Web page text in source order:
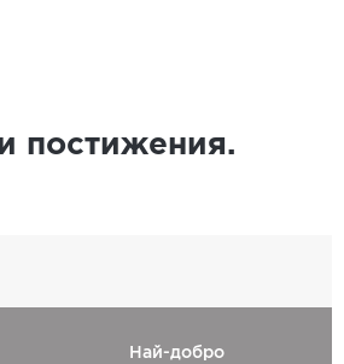
постижения.
Най-добро